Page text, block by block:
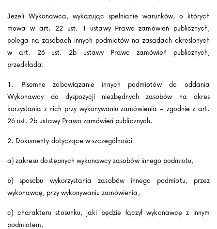
Jeżeli Wykonawca, wykazując spełnianie warunków, o których
mowa w art. 22 ust. 1 ustawy Prawo zamówień publicznych,
polega na zasobach innych podmiotów na zasadach określonych
w art. 26 ust. 2b ustawy Prawo zamówień publicznych,
przedkłada:
1. Pisemne zobowiązanie innych podmiotów do oddania
Wykonawcy do dyspozycji niezbędnych zasobów na okres
korzystania z nich przy wykonywaniu zamówienia – zgodnie z art.
26 ust. 2b ustawy Prawo zamówień publicznych.
2. Dokumenty dotyczące w szczególności:
a) zakresu dostępnych wykonawcy zasobów innego podmiotu,
b) sposobu wykorzystania zasobów innego podmiotu, przez
wykonawcę, przy wykonywaniu zamówienia,
c) charakteru stosunku, jaki będzie łączył wykonawcę z innym
podmiotem,